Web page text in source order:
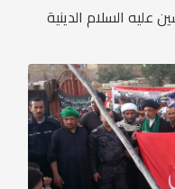
عليه السلام الدينية